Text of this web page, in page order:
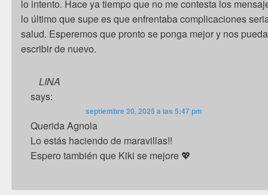
lo intento. Hace ya tiempo que no me contesta los
lo último que supe es que enfrentaba complicaciones
salud. Esperemos que pronto se ponga mejor y nos pueda
escribir de nuevo.
LINA
says:
septiembre 20, 2025 a las 5:47 pm
Querida Agnola
Lo estás haciendo de maravillas!!
Espero también que Kiki se mejore 💖